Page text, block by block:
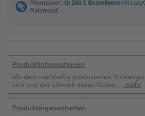
Produktinformationen
Mit dem nachhaltig produzierten
sich und der Umwelt etwas Gutes....
mehr
Produkteigenschaften